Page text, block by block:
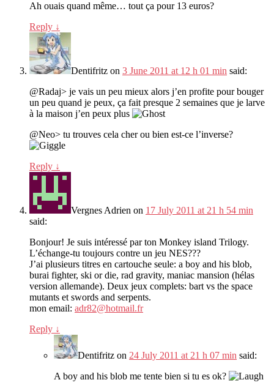
Ah ouais quand même… tout ça pour 13 euros?
Reply ↓
Dentifritz on 3 June 2011 at 12 h 01 min said:
@Radaj> je vais un peu mieux alors j’en profite pour bouger
un peu quand je peux, ça fait presque 2 semaines que je larve
à la maison j’en peux plus
@Neo> tu trouves cela cher ou bien est-ce l’inverse?
Reply ↓
Vergnes Adrien on 17 July 2011 at 21 h 54 min
said:
Bonjour! Je suis intéressé par ton Monkey island Trilogy.
L’échange-tu toujours contre un jeu NES???
J’ai plusieurs titres en cartouche seule: a boy and his blob,
burai fighter, ski or die, rad gravity, maniac mansion (hélas
version allemande). Deux jeux complets: bart vs the space
mutants et swords and serpents.
mon email: adr82@hotmail.fr
Reply ↓
Dentifritz on 24 July 2011 at 21 h 07 min said:
A boy and his blob me tente bien si tu es ok?